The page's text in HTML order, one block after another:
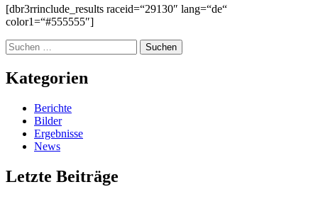
[dbr3rrinclude_results raceid=“29130″ lang=“de“
color1=“#555555″]
Suchen
nach:
Kategorien
Berichte
Bilder
Ergebnisse
News
Letzte Beiträge